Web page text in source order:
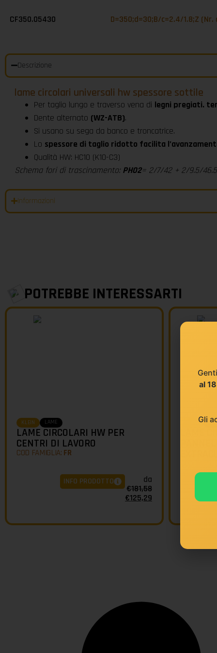
CF350.05430 D=350;d=30;B/c=2.4/1.8;Z
Descrizione
lame circolari universali hw spessore sottile
Per taglio lungo e traverso vena di legni pregiati.
Dente alternato (WZ-ATB).
Si usano su sega da banco e troncatrice.
Lo spessore di taglio ridotto facilita
Qualità HW: HC10 (K10-C3)
Schema fori di trascinamento: PH02= 2/7/42 + 2/9.5/
Informazioni
POTREBBE INTERESSARTI
KLEIN LAME
LAME CIRCOLARI HW PER
CENTRI DI LAVORO
COD FAMIGLIA: FR
da
€181,58
€125,29
INFO PRODOTTO
LAME
al
Gli